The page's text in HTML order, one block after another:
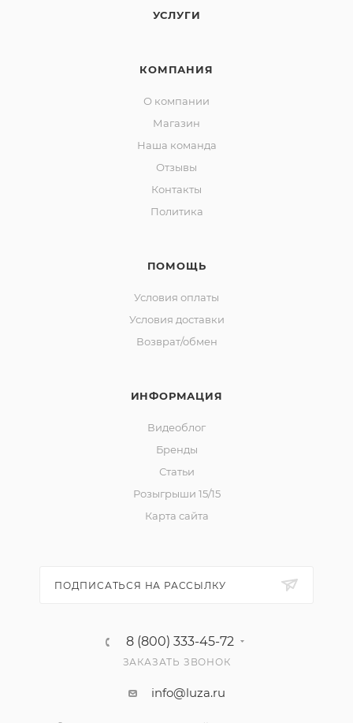
УСЛУГИ
КОМПАНИЯ
О компании
Магазин
Наша команда
Отзывы
Контакты
Политика
ПОМОЩЬ
Условия оплаты
Условия доставки
Возврат/обмен
ИНФОРМАЦИЯ
Видеоблог
Бренды
Статьи
Розыгрыши 15/15
Карта сайта
ПОДПИСАТЬСЯ НА РАССЫЛКУ
8 (800) 333-45-72
ЗАКАЗАТЬ ЗВОНОК
info@luza.ru